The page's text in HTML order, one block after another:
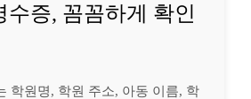
수증, 꼼꼼하게 확인
학원명, 학원 주소, 아동 이름, 학